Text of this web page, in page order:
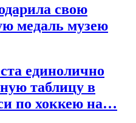
свою
медаль музею
единолично
таблицу в
по хоккею на…